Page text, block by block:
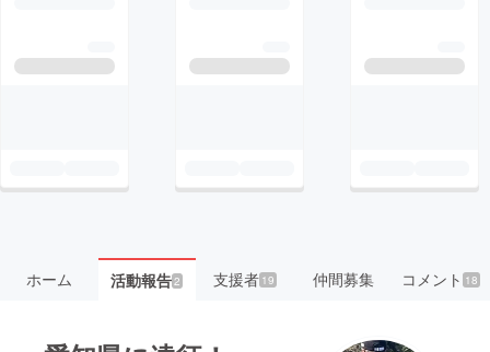
ホーム 活動報告2 支援者 19 仲間募集 コメント 18